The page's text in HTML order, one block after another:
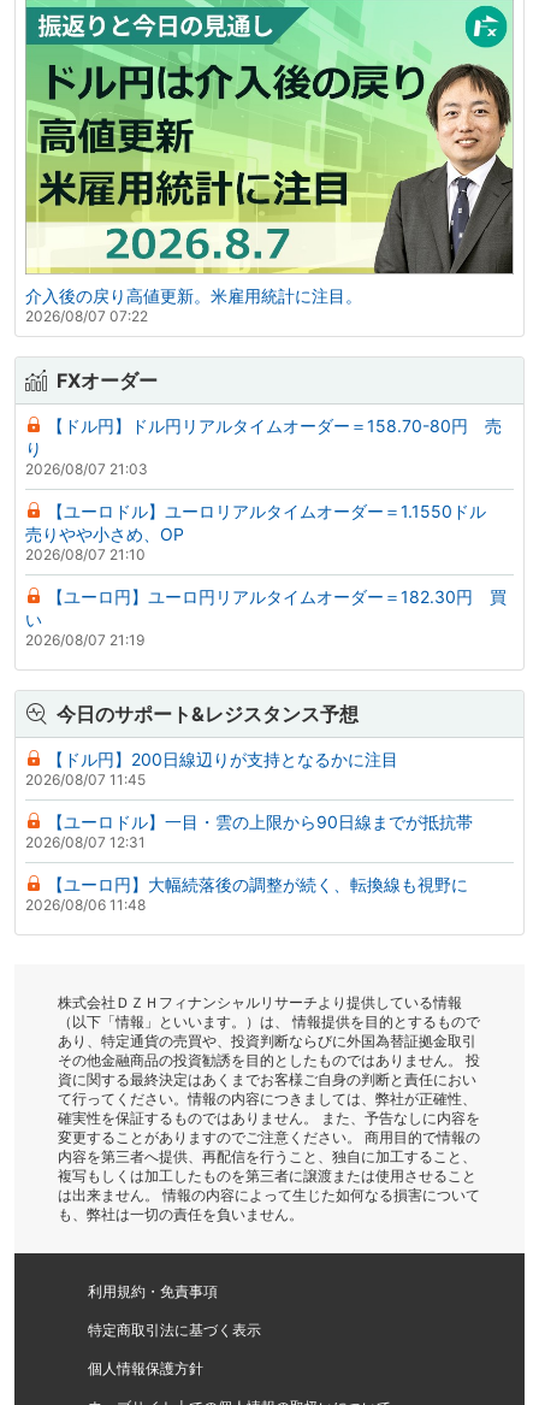
介入後の戻り高値更新。米雇用統計に注目。
2026/08/07 07:22
FXオーダー
【ドル円】ドル円リアルタイムオーダー＝158.70-80円 売
り
2026/08/07 21:03
【ユーロドル】ユーロリアルタイムオーダー＝1.1550ドル
売りやや小さめ、OP
2026/08/07 21:10
【ユーロ円】ユーロ円リアルタイムオーダー＝182.30円 買
い
2026/08/07 21:19
今日のサポート&レジスタンス予想
【ドル円】200日線辺りが支持となるかに注目
2026/08/07 11:45
【ユーロドル】一目・雲の上限から90日線までが抵抗帯
2026/08/07 12:31
【ユーロ円】大幅続落後の調整が続く、転換線も視野に
2026/08/06 11:48
株式会社ＤＺＨフィナンシャルリサーチより提供している情報
（以下「情報」といいます。）は、 情報提供を目的とするもので
あり、特定通貨の売買や、投資判断ならびに外国為替証拠金取引
その他金融商品の投資勧誘を目的としたものではありません。 投
資に関する最終決定はあくまでお客様ご自身の判断と責任におい
て行ってください。情報の内容につきましては、弊社が正確性、
確実性を保証するものではありません。 また、予告なしに内容を
変更することがありますのでご注意ください。 商用目的で情報の
内容を第三者へ提供、再配信を行うこと、独自に加工すること、
複写もしくは加工したものを第三者に譲渡または使用させること
は出来ません。 情報の内容によって生じた如何なる損害について
も、弊社は一切の責任を負いません。
利用規約・免責事項
特定商取引法に基づく表示
個人情報保護方針